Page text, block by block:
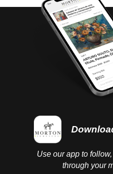
Use our app to
through your